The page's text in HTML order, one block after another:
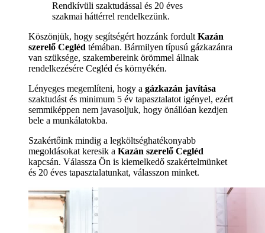
Rendkívüli szaktudással és 20 éves
szakmai háttérrel rendelkezünk.
Köszönjük, hogy segítségért hozzánk fordult Kazán
szerelő Cegléd témában. Bármilyen típusú gázkazánra
van szüksége, szakembereink örömmel állnak
rendelkezésére Cegléd és környékén.
Lényeges megemlíteni, hogy a gázkazán javítása
szaktudást és minimum 5 év tapasztalatot igényel, ezért
semmiképpen nem javasoljuk, hogy önállóan kezdjen
bele a munkálatokba.
Szakértőink mindig a legköltséghatékonyabb
megoldásokat keresik a Kazán szerelő Cegléd
kapcsán. Válassza Ön is kiemelkedő szakértelmünket
és 20 éves tapasztalatunkat, válasszon minket.